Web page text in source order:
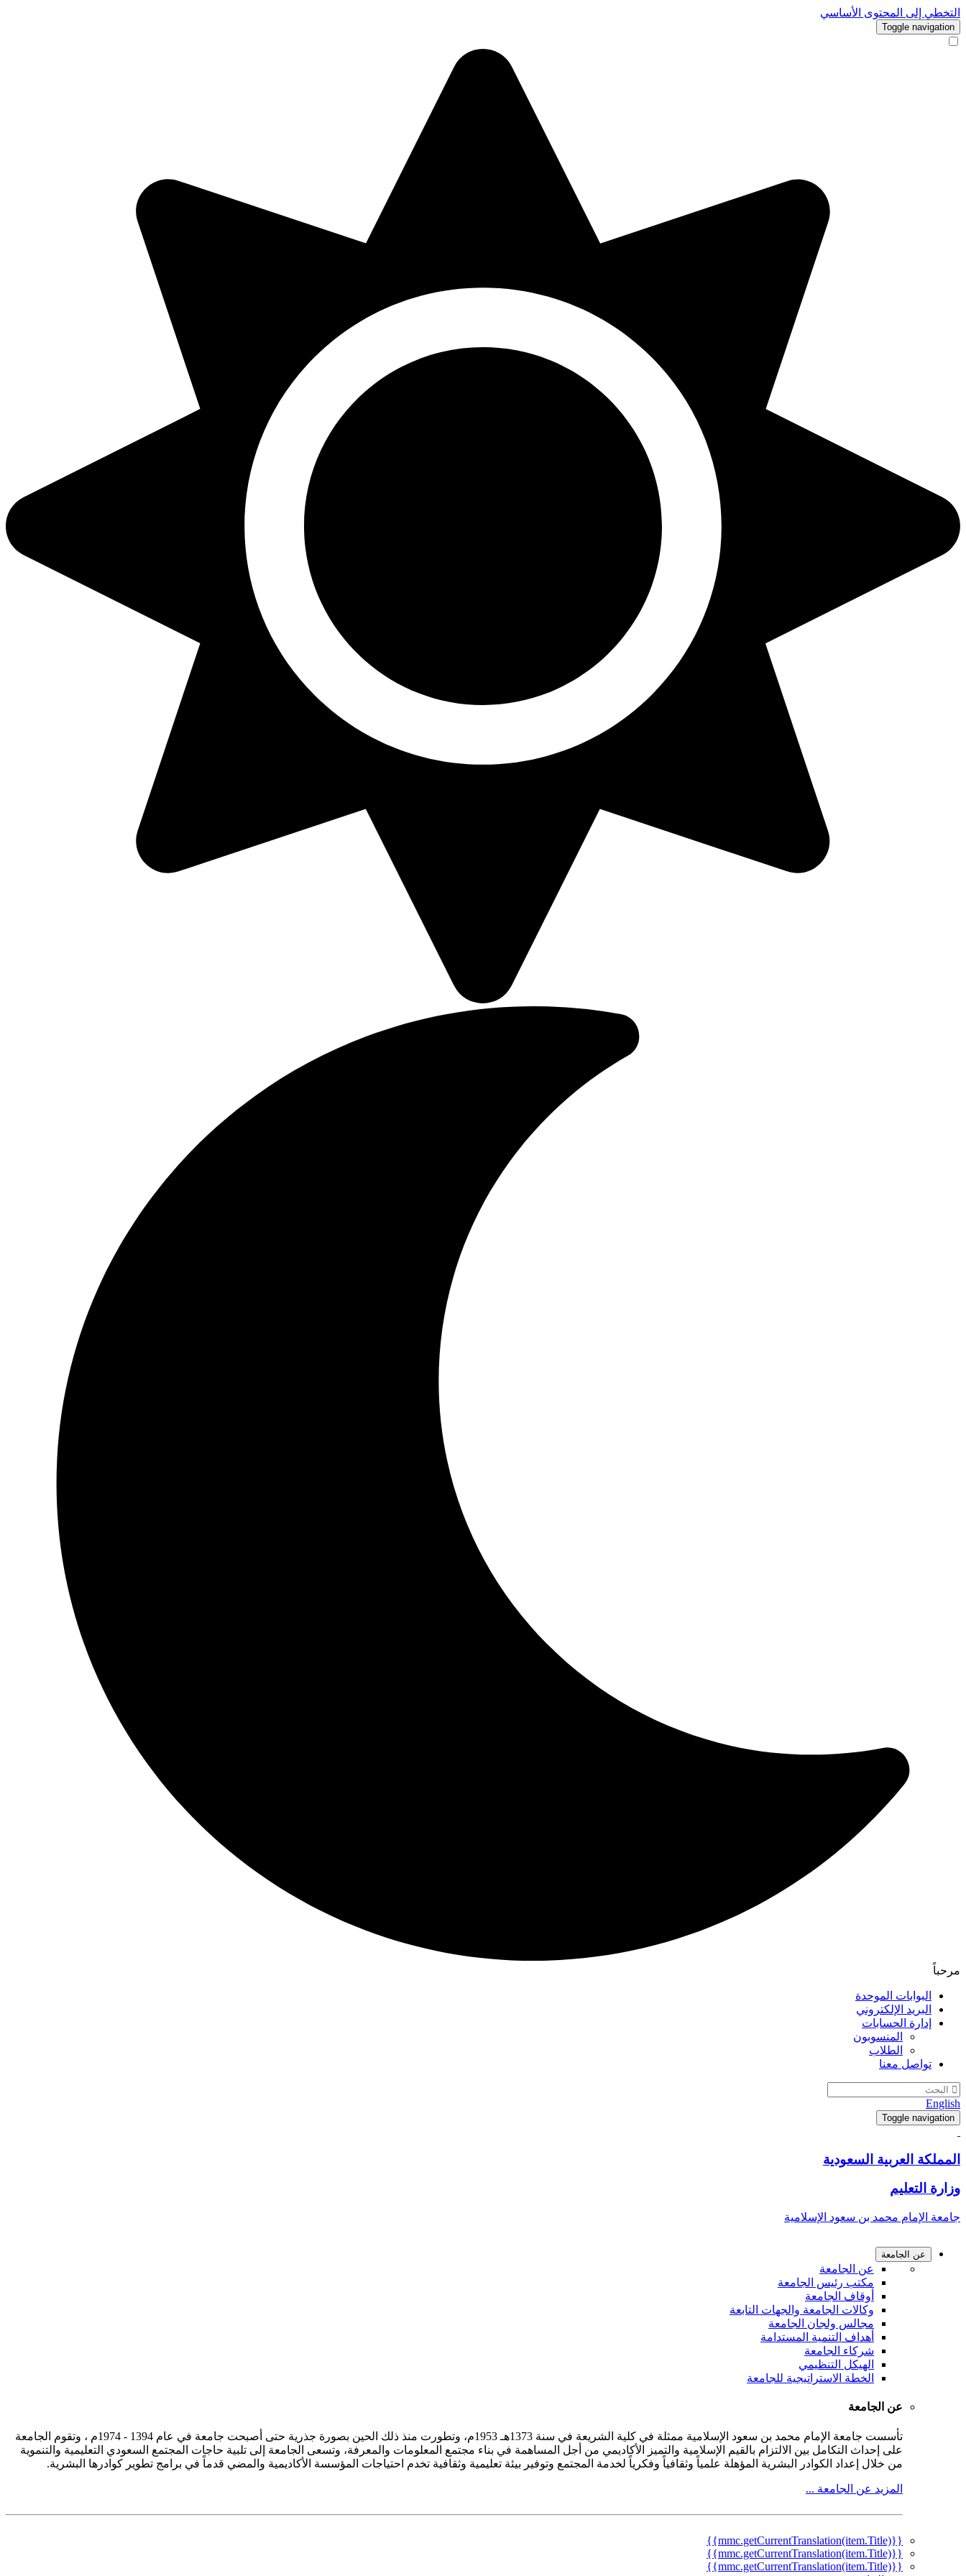
التخطي إلى المحتوى الأساسي
Toggle navigation
مرحباً
البوابات الموحدة
البريد الإلكتروني
إدارة الحسابات
المنسوبون
الطلاب
تواصل معنا
English
Toggle navigation
المملكة العربية السعودية
وزارة التعليم
جامعة الإمام محمد بن سعود الإسلامية
عن الجامعة
عن الجامعة
مكتب رئيس الجامعة
أوقاف الجامعة
وكالات الجامعة والجهات التابعة
مجالس ولجان الجامعة
أهداف التنمية المستدامة
شركاء الجامعة
الهيكل التنظيمي
الخطة الاستراتيجية للجامعة
عن الجامعة
تأسست جامعة الإمام محمد بن سعود الإسلامية ممثلة في كلية الشريعة في سنة 1373هـ 1953م، وتطورت منذ ذلك الحين بصورة جذرية حتى أصبحت جامعة في عام 1394 - 1974م ، وتقوم الجامعة
على إحداث التكامل بين الالتزام بالقيم الإسلامية والتميز الأكاديمي من أجل المساهمة في بناء مجتمع المعلومات والمعرفة، وتسعى الجامعة إلى تلبية حاجات المجتمع السعودي التعليمية والتنموية
من خلال إعداد الكوادر البشرية المؤهلة علمياً وثقافياً وفكرياً لخدمة المجتمع وتوفير بيئة تعليمية وثقافية تخدم احتياجات المؤسسة الأكاديمية والمضي قدماً في برامج تطوير كوادرها البشرية.
المزيد عن الجامعة ...
{{mmc.getCurrentTranslation(item.Title)}}
{{mmc.getCurrentTranslation(item.Title)}}
{{mmc.getCurrentTranslation(item.Title)}}